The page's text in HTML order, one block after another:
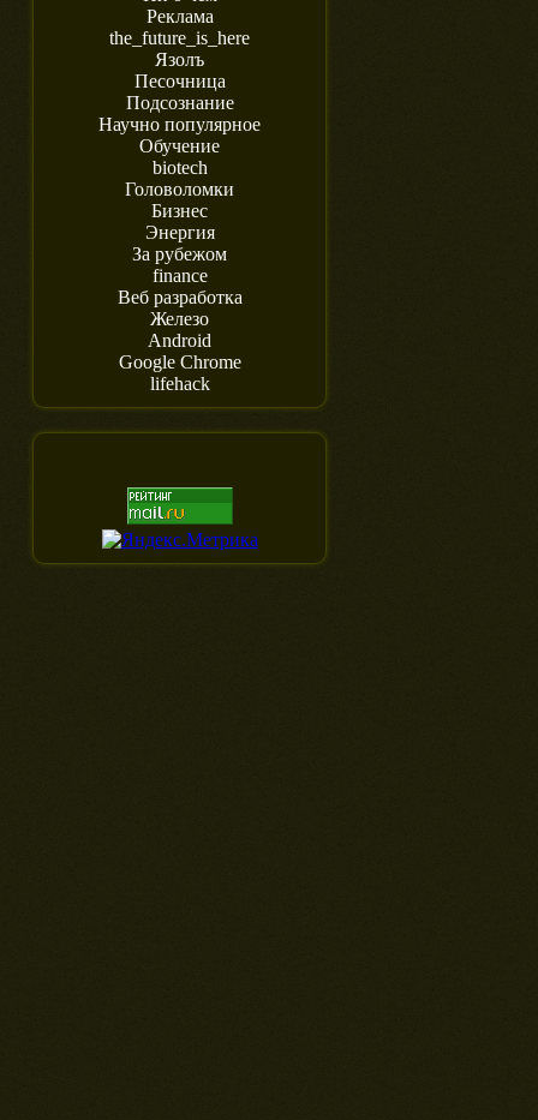
Реклама
the_future_is_here
Язолъ
Песочница
Подсознание
Научно популярное
Обучение
biotech
Головоломки
Бизнес
Энергия
За рубежом
finance
Веб разработка
Железо
Android
Google Chrome
lifehack